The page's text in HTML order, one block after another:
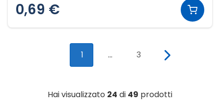
0,69 €
1 ... 3
Hai visualizzato 24 di 49 prodotti